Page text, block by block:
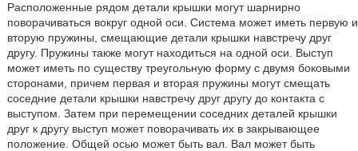
Расположенные рядом детали крышки могут шарнирно
поворачиваться вокруг одной оси. Система может иметь первую и
вторую пружины, смещающие детали крышки навстречу друг
другу. Пружины также могут находиться на одной оси. Выступ
может иметь по существу треугольную форму с двумя боковыми
сторонами, причем первая и вторая пружины могут смещать
соседние детали крышки навстречу друг другу до контакта с
выступом. Затем при перемещении соседних деталей крышки
друг к другу выступ может поворачивать их в закрывающее
положение. Общей осью может быть вал. Вал может быть